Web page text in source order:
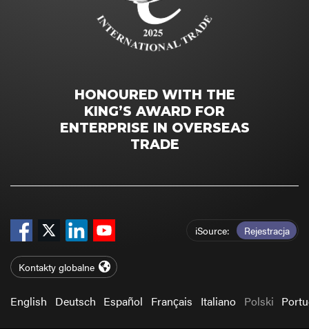
HONOURED WITH THE
KING’S AWARD FOR
ENTERPRISE IN OVERSEAS
TRADE
iSource Rejestracja
Kontakty globalne
English Deutsch Español Français Italiano Polski